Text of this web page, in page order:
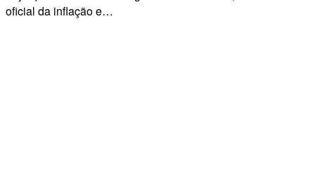
oficial da inflação e…